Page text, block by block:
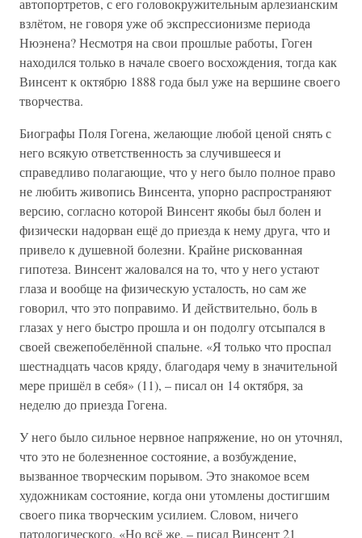
автопортретов, с его головокружительным арлезианским
взлётом, не говоря уже об экспрессионизме периода
Нюэнена? Несмотря на свои прошлые работы, Гоген
находился только в начале своего восхождения, тогда как
Винсент к октябрю 1888 года был уже на вершине своего
творчества.
Биографы Поля Гогена, желающие любой ценой снять с
него всякую ответственность за случившееся и
справедливо полагающие, что у него было полное право
не любить живопись Винсента, упорно распространяют
версию, согласно которой Винсент якобы был болен и
физически надорван ещё до приезда к нему друга, что и
привело к душевной болезни. Крайне рискованная
гипотеза. Винсент жаловался на то, что у него устают
глаза и вообще на физическую усталость, но сам же
говорил, что это поправимо. И действительно, боль в
глазах у него быстро прошла и он подолгу отсыпался в
своей свежепобелённой спальне. «Я только что проспал
шестнадцать часов кряду, благодаря чему в значительной
мере пришёл в себя» (11), – писал он 14 октября, за
неделю до приезда Гогена.
У него было сильное нервное напряжение, но он уточнял,
что это не болезненное состояние, а возбуждение,
вызванное творческим порывом. Это знакомое всем
художникам состояние, когда они утомлены достигшим
своего пика творческим усилием. Словом, ничего
патологического. «Но всё же, – писал Винсент 21